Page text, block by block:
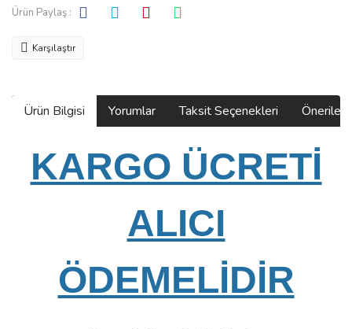
Ürün Paylaş :
Karşılaştır
Ürün Bilgisi Yorumlar Taksit Seçenekleri
KARGO ÜCRETİ
ALICI
ÖDEMELİDİR